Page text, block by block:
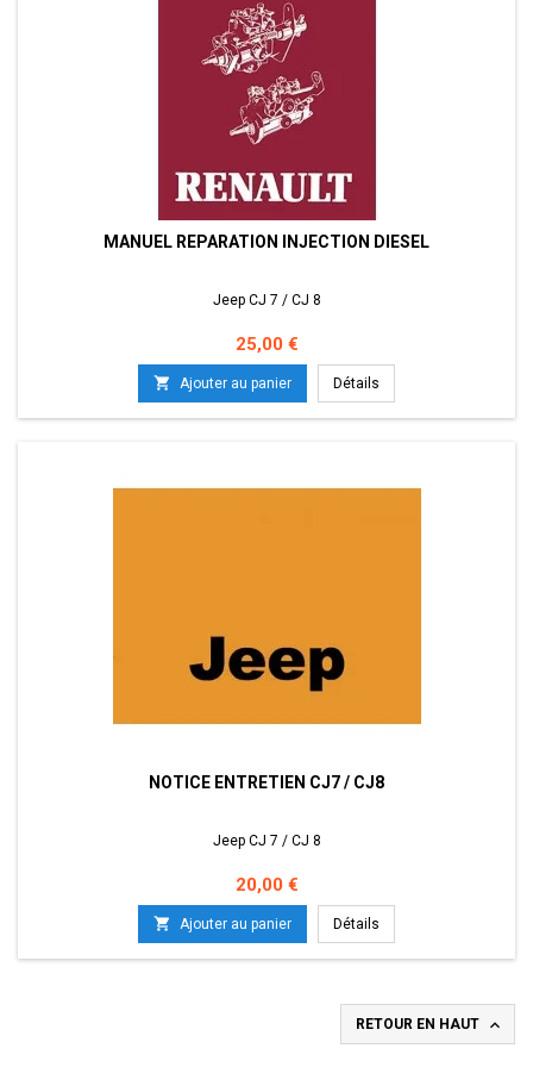
MANUEL REPARATION INJECTION DIESEL
Jeep CJ 7 / CJ 8
Prix
25,00 €
 Ajouter au panier Détails
NOTICE ENTRETIEN CJ7 / CJ8
Jeep CJ 7 / CJ 8
Prix
20,00 €
 Ajouter au panier Détails
RETOUR EN HAUT 